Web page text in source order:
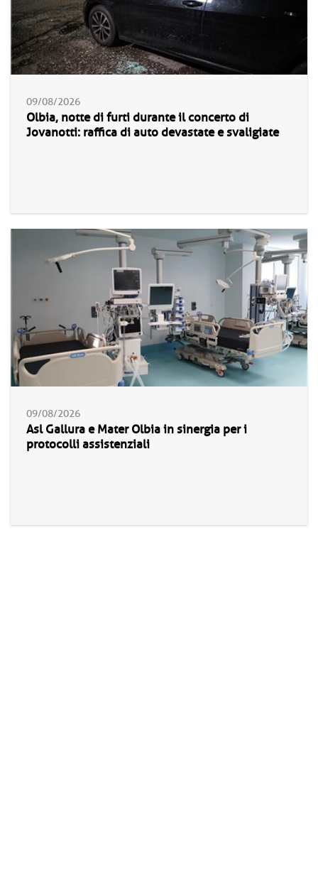
09/08/2026
Olbia, notte di furti durante il concerto di
Jovanotti: raffica di auto devastate e svaligiate
09/08/2026
Asl Gallura e Mater Olbia in sinergia per i
protocolli assistenziali